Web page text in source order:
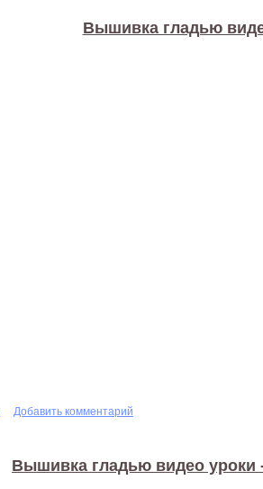
Вышивка гладью
Добавить комментарий
Вышивка гладью видео уроки